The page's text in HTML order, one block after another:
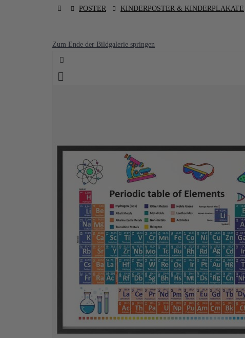
POSTER KINDERPOSTER & KINDERPLAKATE
Sie könnten auch darunter leiden ✔
Zum Ende der Bildgalerie springen